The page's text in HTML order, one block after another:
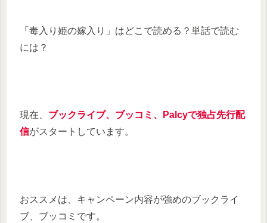
「毒入り姫の嫁入り」はどこで読める？単話で読む
には？
現在、 ブックライブ、ブッコミ、Palcyで独占先行配
信がスタートしています。
おススメは、キャンペーン内容が強めのブックライ
ブ、ブッコミです。